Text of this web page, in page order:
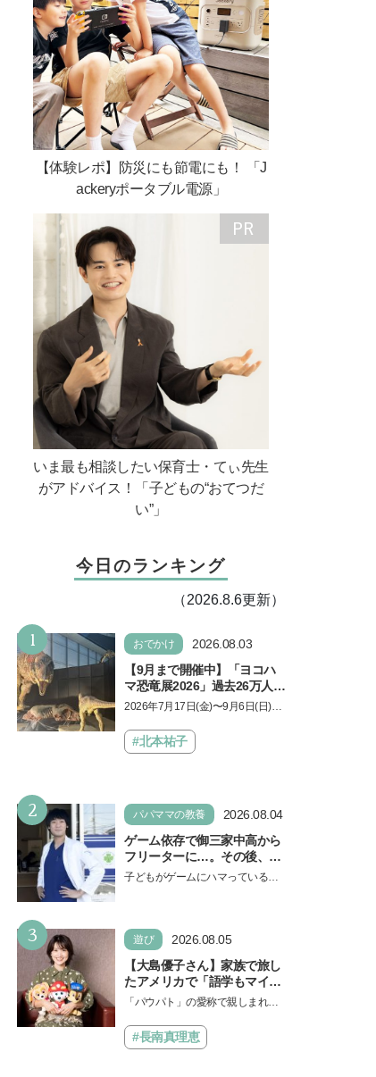
【体験レポ】防災にも節電にも！ 「J
ackeryポータブル電源」
いま最も相談したい保育士・てぃ先生
がアドバイス！「子どもの“おてつだ
い”」
今日のランキング
（2026.8.6更新）
1 おでかけ
2026.08.03
【9月まで開催中】「ヨコハ
マ恐竜展2026」過去26万人を
動員した恐竜展が9年ぶりに
しむポイントを完全ガイド
2026年7月17日(金)〜9月6日(日)、
「ヨコハマ恐竜展2026〜恐竜の食
卓大図鑑〜」が開催…
#北本祐子
2 パパママの教養
2026.08.04
ゲーム依存で御三家中高から
フリーターに…。その後、医
学部へ逆転合格した現役医師
子どもがゲームにハマっている
3 遊び
2026.08.05
【大島優子さん】家族で旅し
たアメリカで「語学もマイン
ドも！ 子どもの成長はすごか
『パウ・パトロール ザ・ダイ
ノ・ムービー』ではあきらめ
「パウパト」の愛称で親しまれる
の劇場版シリーズ第3弾、映画『パ
ウ・パトロール ザ…
#長南真理恵